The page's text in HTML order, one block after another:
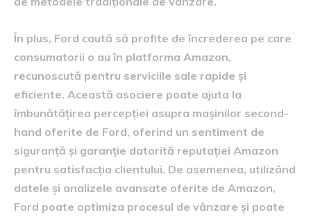
În plus, Ford caută să profite de încrederea pe care
consumatorii o au în platforma Amazon,
recunoscută pentru serviciile sale rapide și
eficiente. Această asociere poate ajuta la
îmbunătățirea percepției asupra mașinilor second-
hand oferite de Ford, oferind un sentiment de
siguranță și garanție datorită reputației Amazon
pentru satisfacția clientului. De asemenea, utilizând
datele și analizele avansate oferite de Amazon,
Ford poate optimiza procesul de vânzare și poate